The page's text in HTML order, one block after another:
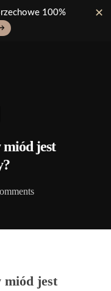
✕
100%
miód jest
miód jest